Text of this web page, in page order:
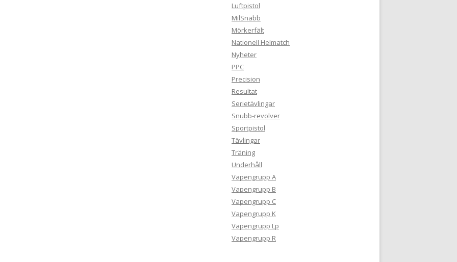
Luftpistol
MilSnabb
Mörkerfält
Nationell Helmatch
Nyheter
PPC
Precision
Resultat
Serietävlingar
Snubb-revolver
Sportpistol
Tävlingar
Träning
Underhåll
Vapengrupp A
Vapengrupp B
Vapengrupp C
Vapengrupp K
Vapengrupp Lp
Vapengrupp R